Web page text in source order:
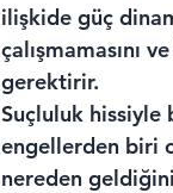
ilişkide güç
çalışmamasını
gerektirir.
Suçluluk hissiyle
engellerden biri
nereden